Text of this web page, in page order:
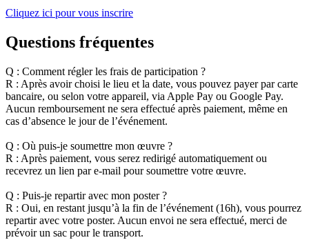
Cliquez ici pour vous inscrire
Questions fréquentes
Q : Comment régler les frais de participation ?
R : Après avoir choisi le lieu et la date, vous pouvez payer par carte
bancaire, ou selon votre appareil, via Apple Pay ou Google Pay.
Aucun remboursement ne sera effectué après paiement, même en
cas d’absence le jour de l’événement.
Q : Où puis-je soumettre mon œuvre ?
R : Après paiement, vous serez redirigé automatiquement ou
recevrez un lien par e-mail pour soumettre votre œuvre.
Q : Puis-je repartir avec mon poster ?
R : Oui, en restant jusqu’à la fin de l’événement (16h), vous pourrez
repartir avec votre poster. Aucun envoi ne sera effectué, merci de
prévoir un sac pour le transport.